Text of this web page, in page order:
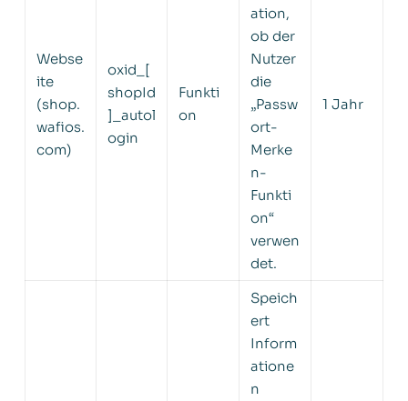
Webse
ite
(shop.
wafios.
com)
oxid_[
shopId
]_autol
ogin
Funkti
on
ation,
ob der
Nutzer
die
„Passw
ort-
Merke
n-
Funkti
on“
verwen
det.
1 Jahr
Speich
ert
Inform
atione
n